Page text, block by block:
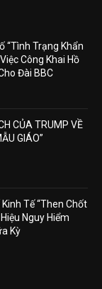
“Tình Trạng Khẩn
Công Khai Hồ
Đài BBC
CỦA TRUMP VỀ
GIÁO”
Tế “Then Chốt
Nguy Hiểm
Kỳ